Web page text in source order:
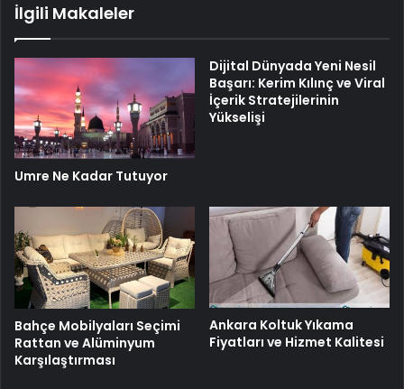
İlgili Makaleler
Umre Ne Kadar Tutuyor
Dijital Dünyada Yeni Nesil
Başarı: Kerim Kılınç ve Viral
İçerik Stratejilerinin
Yükselişi
Bahçe Mobilyaları Seçimi
Rattan ve Alüminyum
Karşılaştırması
Ankara Koltuk Yıkama
Fiyatları ve Hizmet Kalitesi